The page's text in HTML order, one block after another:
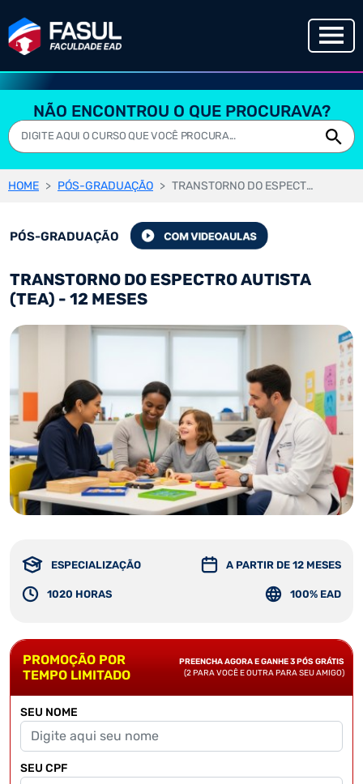
NÃO ENCONTROU O QUE PROCURAVA?
HOME PÓS-GRADUAÇÃO TRANSTORNO DO ESPECTRO AUTISTA (TEA) - 12 MESES
PÓS-GRADUAÇÃO
TRANSTORNO DO ESPECTRO AUTISTA
(TEA) - 12 MESES
ESPECIALIZAÇÃO A PARTIR DE 12 MESES
1020 HORAS 100% EAD
PROMOÇÃO POR
TEMPO LIMITADO
PREENCHA AGORA E GANHE 3 PÓS GRÁTIS
(2 PARA VOCÊ E OUTRA PARA SEU AMIGO)
SEU NOME
SEU CPF